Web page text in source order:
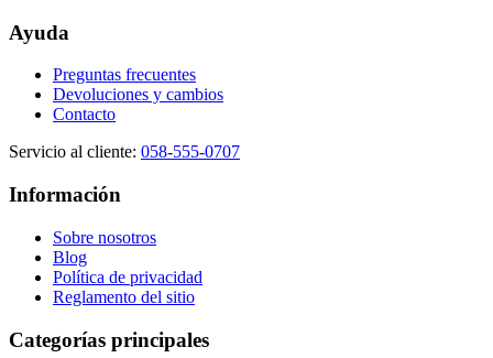
Ayuda
Preguntas frecuentes
Devoluciones y cambios
Contacto
Servicio al cliente: 058-555-0707
Información
Sobre nosotros
Blog
Política de privacidad
Reglamento del sitio
Categorías principales